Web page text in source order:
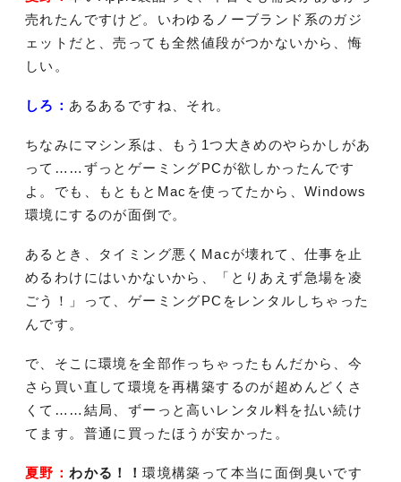
売れたんですけど。いわゆるノーブランド系のガジ
ェットだと、売っても全然値段がつかないから、悔
しい。
しろ： あるあるですね、それ。
ちなみにマシン系は、もう1つ大きめのやらかしがあ
って……ずっとゲーミングPCが欲しかったんです
よ。でも、もともとMacを使ってたから、Windows
環境にするのが面倒で。
あるとき、タイミング悪くMacが壊れて、仕事を止
めるわけにはいかないから、「とりあえず急場を凌
ごう！」って、ゲーミングPCをレンタルしちゃった
んです。
で、そこに環境を全部作っちゃったもんだから、今
さら買い直して環境を再構築するのが超めんどくさ
くて……結局、ずーっと高いレンタル料を払い続け
てます。普通に買ったほうが安かった。
夏野：わかる！！環境構築って本当に面倒臭いです